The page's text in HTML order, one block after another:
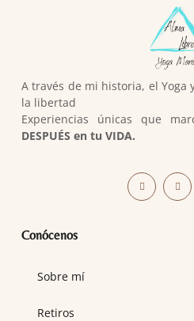
A través de mi historia, el Yoga
la libertad
Experiencias únicas que
DESPUÉS en tu VIDA.
Conócenos
Sobre mí
Retiros